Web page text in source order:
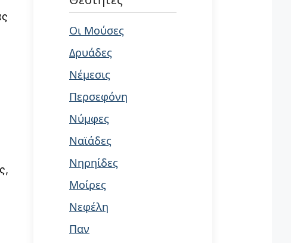
Οι Μούσες
Δρυάδες
Νέμεσις
Περσεφόνη
Νύμφες
Ναϊάδες
Νηρηίδες
Μοίρες
Νεφέλη
Παν